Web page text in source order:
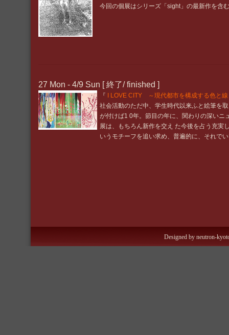
今回の個展はシリーズ「sight」の最新作を含
27 Mon - 4/9 Sun [ 終了/ finished ]
『 I LOVE CITY ～現代都市を構成する色と
社会活動のただ中、学生時代以来ふと絵筆を
が付けば1 0年。節目の年に、関わりの深いニ
展は、もちろん新作を交え た今後を占う充実
いうモチーフを追い求め、普遍的に、それで
Designed by neutron-